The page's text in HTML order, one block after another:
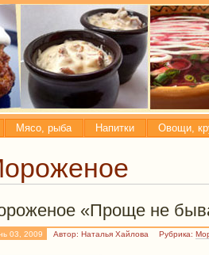
Мясо, рыба Напитки Овощи,
«Проще не
03, 2009 Автор: Наталья Хайлова Рубрика: